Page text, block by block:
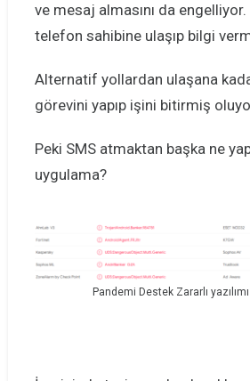
ve mesaj almasını da engelliyor.
telefon sahibine ulaşıp bilgi
Alternatif yollardan ulaşana
görevini yapıp işini bitirmiş
Peki SMS atmaktan başka ne
uygulama?
Pandemi Destek Zararlı